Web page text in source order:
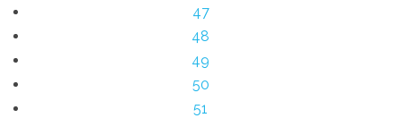
47
48
49
50
51